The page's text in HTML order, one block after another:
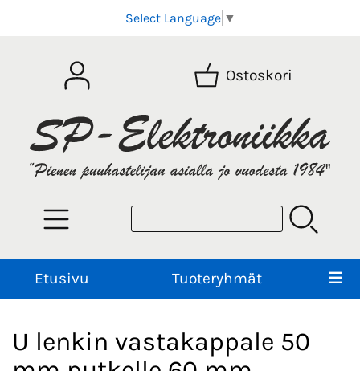
Select Language ▼
Ostoskori
Etusivu Tuoteryhmät
U lenkin vastakappale 50